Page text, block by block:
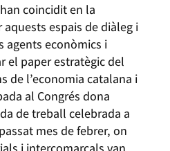
coincidit en la
espais de diàleg i
agents econòmics i
el paper estratègic del
de l’economia catalana i
al Congrés dona
de treball celebrada a
mes de febrer, on